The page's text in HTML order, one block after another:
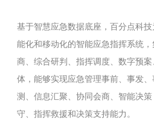
基于智慧应急数据底座，百分点科
能化和移动化的智能应急指挥系统
商、综合研判、指挥调度、数字预
体，能够实现应急管理事前、事发
测、信息汇聚、协同会商、智能决
守、指挥救援和决策支持能力。